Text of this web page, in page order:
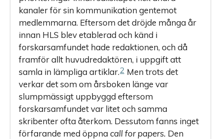
kanaler för sin kommunikation gentemot
medlemmarna. Eftersom det dröjde många år
innan HLS blev etablerad och känd i
forskarsamfundet hade redaktionen, och då
framför allt huvudredaktören, i uppgift att
samla in lämpliga artiklar.2 Men trots det
verkar det som om årsboken länge var
slumpmässigt uppbyggd eftersom
forskarsamfundet var litet och samma
skribenter ofta återkom. Dessutom fanns inget
förfarande med öppna call for papers. Den